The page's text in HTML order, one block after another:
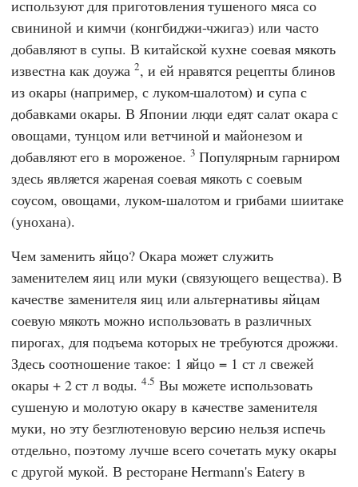
используют для приготовления тушеного мяса со
свининой и кимчи (конгбиджи-чжигаэ) или часто
добавляют в супы. В китайской кухне соевая мякоть
известна как доужа 2, и ей нравятся рецепты блинов
из окары (например, с луком-шалотом) и супа с
добавками окары. В Японии люди едят салат окара с
овощами, тунцом или ветчиной и майонезом и
добавляют его в мороженое. 3 Популярным гарниром
здесь является жареная соевая мякоть с соевым
соусом, овощами, луком-шалотом и грибами шиитаке
(унохана).
Чем заменить яйцо? Окара может служить
заменителем яиц или муки (связующего вещества). В
качестве заменителя яиц или альтернативы яйцам
соевую мякоть можно использовать в различных
пирогах, для подъема которых не требуются дрожжи.
Здесь соотношение такое: 1 яйцо = 1 ст л свежей
окары + 2 ст л воды. 4.5 Вы можете использовать
сушеную и молотую окару в качестве заменителя
муки, но эту безглютеновую версию нельзя испечь
отдельно, поэтому лучше всего сочетать муку окары
с другой мукой. Вресторане Hermann's Eateryв